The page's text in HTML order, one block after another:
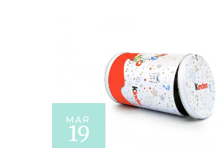
MAR
19